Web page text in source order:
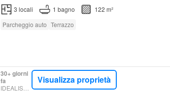
3 locali 1 bagno
122 m²
Parcheggio auto Terrazzo
30+ giorni
fa
IDEALISTA.IT
Visualizza proprietà